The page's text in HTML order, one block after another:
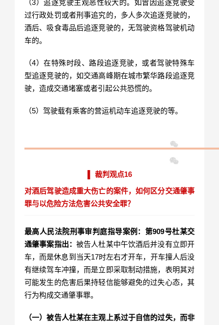
（3）追逐竞驶主观恶性较大的。如曾因追逐竞驶受
过行政处罚或者刑事追究的，多人多次追逐竞驶的，
酒后、吸食毒品后追逐竞驶的，无驾驶资格驾驶机动
车的。
（4）在特殊时段、路段追逐竞驶，或者驾驶特殊车
型追逐竞驶的，如交通高峰期在城市繁华路段追逐竞
驶，造成交通堵塞或者引起公共恐慌的。
（5）驾驶载有乘客的营运机动车追逐竞驶的等。
▌ 裁判观点16
对酒后驾驶造成重大伤亡的案件，如何区分交通肇事
罪与以危险方法危害公共安全罪？
最高人民法院刑事审判庭指导案例：第909号杜某交
通肇事案指出： 被告人杜某中午饮酒后并没有立即开
车，而是休息到当天17时左右才开车，开车撞人后没
有继续驾车冲撞，而是立即采取制动措施，表明其对
可能发生的危害后果持轻信能够避免的过失心态，其
行为构成交通肇事罪。
（一）被告人杜某在主观上系过于自信的过失，而非